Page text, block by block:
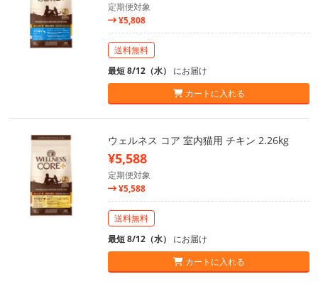
定期便対象
¥5,808
送料無料
最短 8/12（水） にお届け
カートに入れる
ウェルネス コア 室内猫用 チキン 2.26kg
¥5,588
定期便対象
¥5,588
送料無料
最短 8/12（水） にお届け
カートに入れる